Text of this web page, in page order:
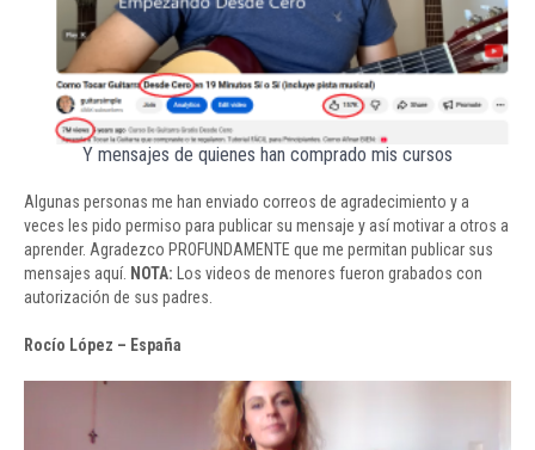
Y mensajes de quienes han comprado mis cursos
Algunas personas me han enviado correos de agradecimiento y a
veces les pido permiso para publicar su mensaje y así motivar a otros a
aprender. Agradezco PROFUNDAMENTE que me permitan publicar sus
mensajes aquí. NOTA: Los videos de menores fueron grabados con
autorización de sus padres.
Rocío López – España